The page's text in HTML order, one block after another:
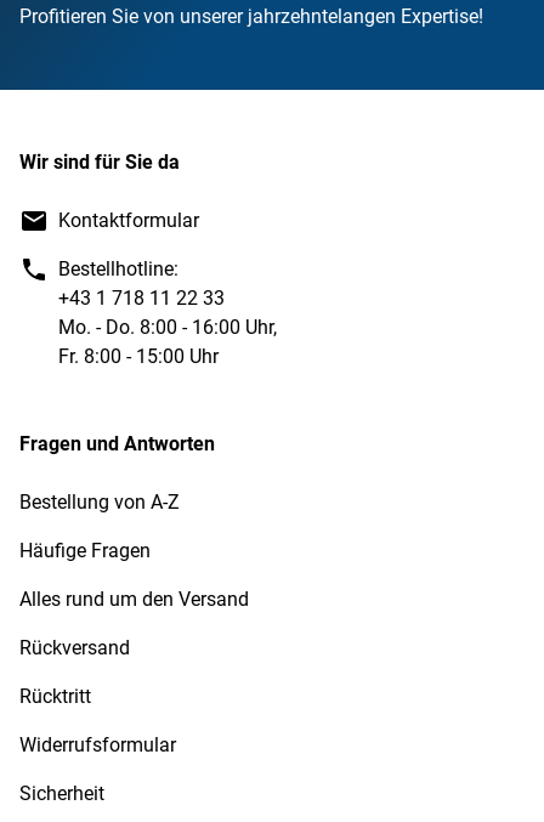
Profitieren Sie von unserer jahrzehntelangen Expertise!
Wir sind für Sie da
Kontaktformular
Bestellhotline:
+43 1 718 11 22 33
Mo. - Do. 8:00 - 16:00 Uhr,
Fr. 8:00 - 15:00 Uhr
Fragen und Antworten
Bestellung von A-Z
Häufige Fragen
Alles rund um den Versand
Rückversand
Rücktritt
Widerrufsformular
Sicherheit